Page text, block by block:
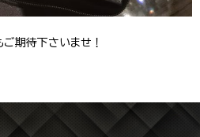
ご期待下さいませ！